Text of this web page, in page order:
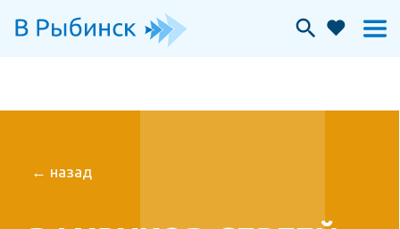
ВАХРУКОВ СЕРГЕЙ